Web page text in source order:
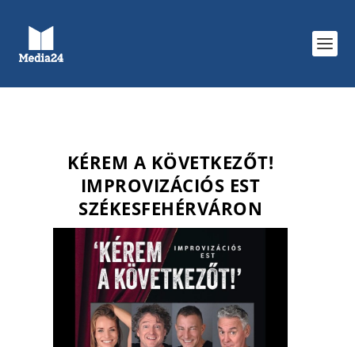
KÉREM A KÖVETKEZŐT!
IMPROVIZÁCIÓS EST
SZÉKESFEHÉRVÁRON